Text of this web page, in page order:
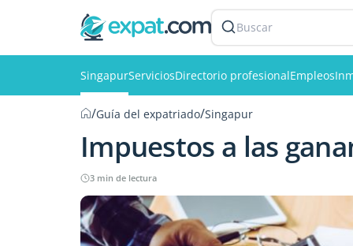
Buscar
SingapurServiciosDirectorio profesionalEmpleos
/Guía del expatriado/Singapur
Impuestos a las
3 min de lectura